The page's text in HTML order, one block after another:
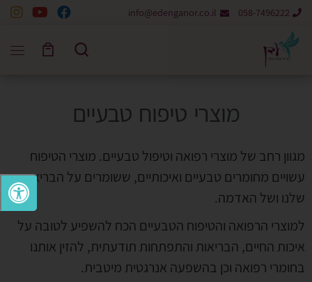
Skip to content
058-7496222
info@edenganor.co.il
Search
מוצרי טיפוח טבעיים
מגוון רחב של מוצרי רפואה וטיפול טבעיים. מוצרי הטיפוח
עשויים מחומרים טבעיים ואיכותיים, ששומרים על הבריאות
שלנו ושל האדמה.
למוצרי הרפואה והטיפוח הטבעיים הכח להשפיע לטובה על
איכות החיים, הבריאות והתפתחות תודעתית, להזין אותנו
בחומרי רפואה וכן בהשפעה אנרגטית מיטבית.